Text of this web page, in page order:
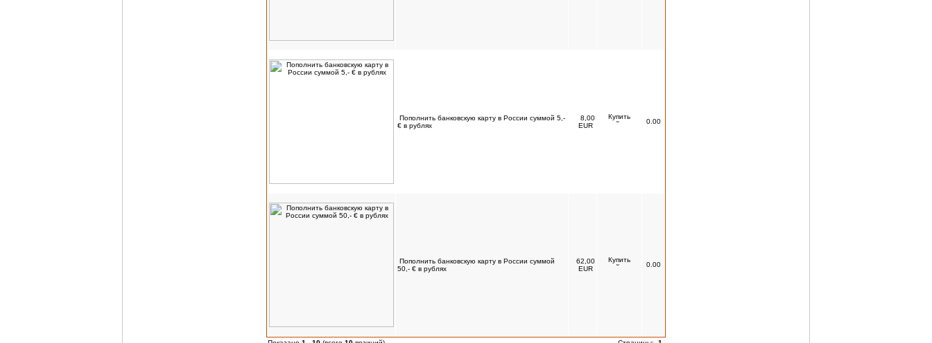
Пополнить банковскую карту в России суммой 5,-
€ в рублях
8,00
EUR
0.00
Пополнить банковскую карту в России суммой
50,- € в рублях
62,00
EUR
0.00